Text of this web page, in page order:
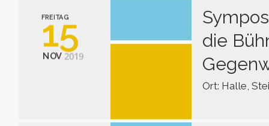
FREITAG
15
NOV 2019
die
Ort: Halle,